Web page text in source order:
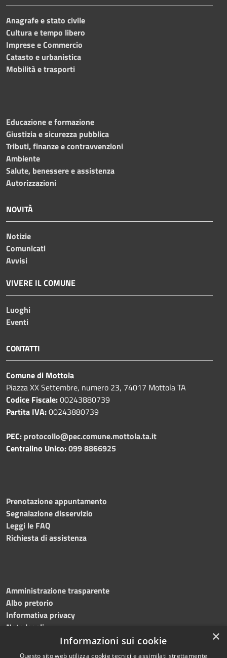
Anagrafe e stato civile
Cultura e tempo libero
Imprese e Commercio
Catasto e urbanistica
Mobilità e trasporti
Educazione e formazione
Giustizia e sicurezza pubblica
Tributi, finanze e contravvenzioni
Ambiente
Salute, benessere e assistenza
Autorizzazioni
NOVITÀ
Notizie
Comunicati
Avvisi
VIVERE IL COMUNE
Luoghi
Eventi
CONTATTI
Comune di Mottola
Piazza XX Settembre, numero 23, 74017 Mottola TA
Codice Fiscale:00243880739
Partita IVA:00243880739
PEC: protocollo@pec.comune.mottola.ta.it
Centralino Unico:099 8866925
Prenotazione appuntamento
Segnalazione disservizio
Leggi le FAQ
Richiesta di assistenza
Amministrazione trasparente
Albo pretorio
Informativa privacy
Note legali
Dichiarazione di accessibilità
×
Informazioni sui cookie
Questo sito web utilizza cookie tecnici e assimilati strettamente